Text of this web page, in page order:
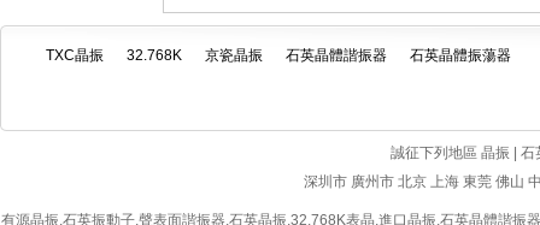
TXC晶振 32.768K 京瓷晶振 石英晶體諧振器 石英晶體振蕩器
誠征下列地區 晶振 |
深圳市 廣州市 北京 上海 東莞 佛山
有源晶振,石英振動子,聲表面諧振器,石英晶振,32.768K表晶,進口晶振,石英晶體諧振器